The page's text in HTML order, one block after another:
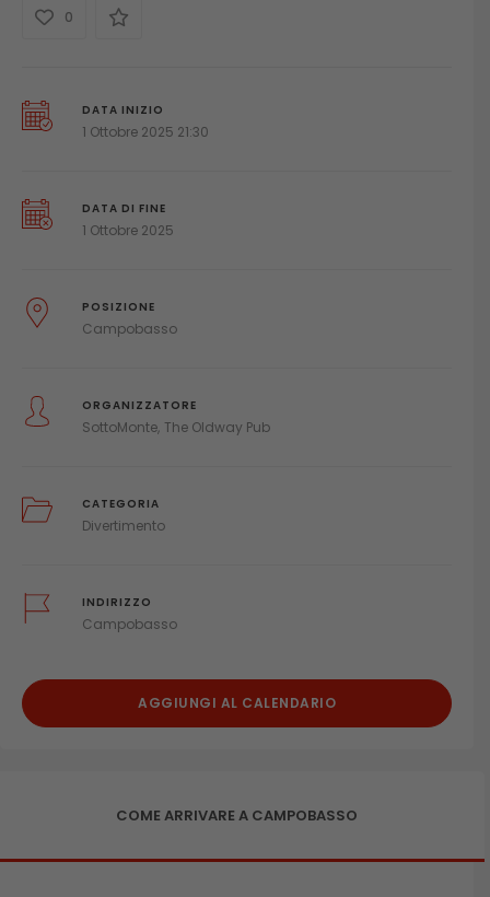
0
DATA INIZIO
1 Ottobre 2025 21:30
DATA DI FINE
1 Ottobre 2025
POSIZIONE
Campobasso
ORGANIZZATORE
SottoMonte The Oldway Pub
CATEGORIA
Divertimento
INDIRIZZO
Campobasso
AGGIUNGI AL CALENDARIO
COME ARRIVARE A CAMPOBASSO